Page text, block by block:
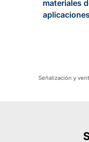
materiales
Señalización y